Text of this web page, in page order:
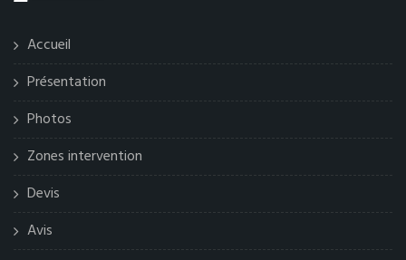
Accueil
Présentation
Photos
Zones intervention
Devis
Avis